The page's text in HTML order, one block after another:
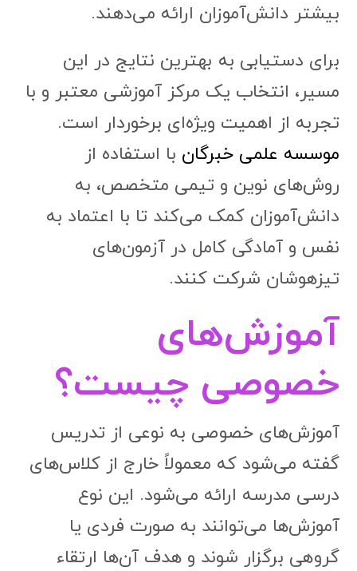
بیشتر دانش‌آموزان ارائه می‌دهند.
برای دستیابی به بهترین نتایج در این
مسیر، انتخاب یک مرکز آموزشی معتبر و با
تجربه از اهمیت ویژه‌ای برخوردار است.
موسسه علمی خبرگان با استفاده از
روش‌های نوین و تیمی متخصص، به
دانش‌آموزان کمک می‌کند تا با اعتماد به
نفس و آمادگی کامل در آزمون‌های
تیزهوشان شرکت کنند.
آموزش‌های
خصوصی چیست؟
آموزش‌های خصوصی به نوعی از تدریس
گفته می‌شود که معمولاً خارج از کلاس‌های
درسی مدرسه ارائه می‌شود. این نوع
آموزش‌ها می‌توانند به صورت فردی یا
گروهی برگزار شوند و هدف آن‌ها ارتقاء